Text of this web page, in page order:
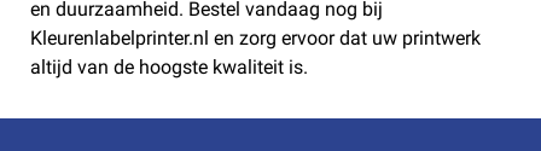
en duurzaamheid. Bestel vandaag nog bij
Kleurenlabelprinter.nl en zorg ervoor dat uw printwerk
altijd van de hoogste kwaliteit is.